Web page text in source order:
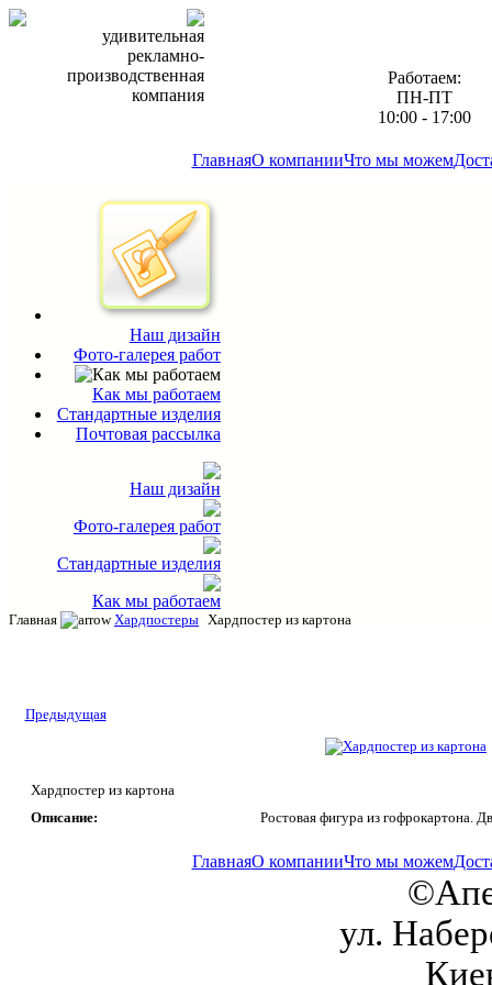
удивительная
рекламно-
производственная
компания
Работаем:
ПН-ПТ
10:00 - 17:00
ГлавнаяО компанииЧто мы можем
Наш дизайн
Фото-галерея работ
Как мы работаем
Стандартные изделия
Почтовая рассылка
Наш дизайн
Фото-галерея работ
Стандартные изделия
Как мы работаем
Главная Хардпостеры Хардпостер из картона
Предыдущая
Хардпостер из картона
Описание:
Ростовая фигура из гофрокартона.
ГлавнаяО компанииЧто мы можем
ул.